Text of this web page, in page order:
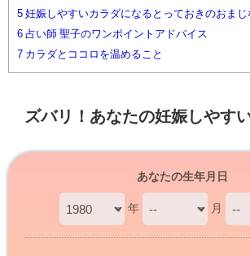
5 妊娠しやすいカラダになるとっておきのおまじ
6 占い師 聖子のワンポイントアドバイス
7 カラダとココロを温めること
ズバリ！あなたの妊娠しやす
あなたの生年月日
年 月